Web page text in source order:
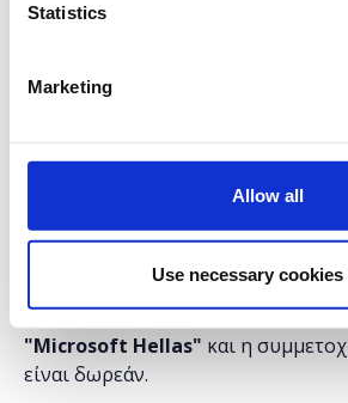
Statistics
Marketing
Allow all
Use necessary
-Built-in Modules: os
-Hello World Server App using the
-Developing with Node.JS: nodemon
-Opening our App to the World via
-Deploying our Node.JS App (Heroku)
Διάρκεια προγράμματος: 8 ώρες.
Found.ation
Η εκδήλωση γίνεταιμε την
"Microsoft Hellas" και η
είναι δωρεάν.